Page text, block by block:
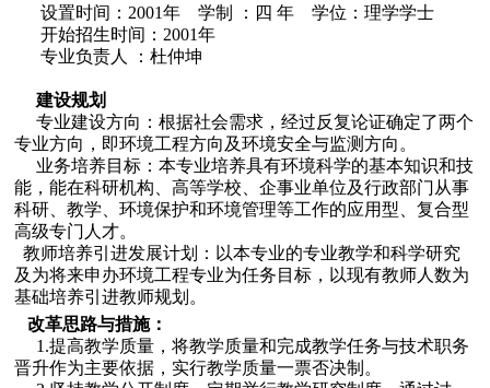
设置时间：2001年 学制 ：四 年 学位：理学学士
开始招生时间：2001年
专业负责人 ：杜仲坤
建设规划
专业建设方向：根据社会需求，经过反复论证确定了两个
专业方向，即环境工程方向及环境安全与监测方向。
业务培养目标：本专业培养具有环境科学的基本知识和技
能，能在科研机构、高等学校、企事业单位及行政部门从事
科研、教学、环境保护和环境管理等工作的应用型、复合型
高级专门人才。
教师培养引进发展计划：以本专业的专业教学和科学研究
及为将来申办环境工程专业为任务目标，以现有教师人数为
基础培养引进教师规划。
改革思路与措施：
1.提高教学质量，将教学质量和完成教学任务与技术职务
晋升作为主要依据，实行教学质量一票否决制。